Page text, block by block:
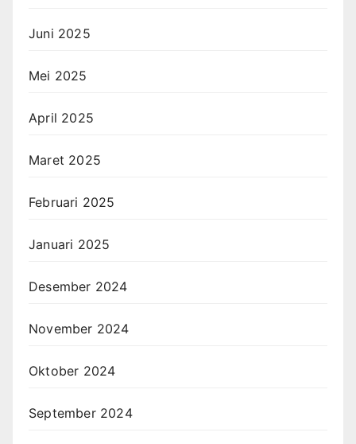
Juni 2025
Mei 2025
April 2025
Maret 2025
Februari 2025
Januari 2025
Desember 2024
November 2024
Oktober 2024
September 2024